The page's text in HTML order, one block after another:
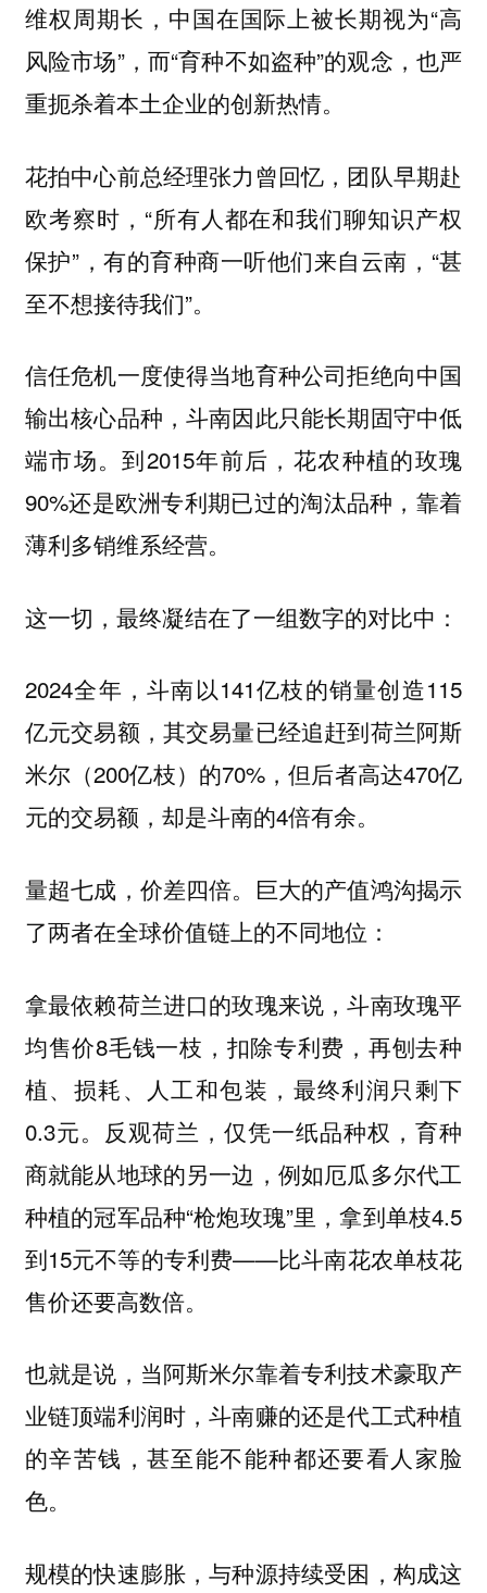
维权周期长，中国在国际上被长期视为“高
风险市场”，而“育种不如盗种”的观念，也严
重扼杀着本土企业的创新热情。
花拍中心前总经理张力曾回忆，团队早期赴
欧考察时，“所有人都在和我们聊知识产权
保护”，有的育种商一听他们来自云南，“甚
至不想接待我们”。
信任危机一度使得当地育种公司拒绝向中国
输出核心品种，斗南因此只能长期固守中低
端市场。到2015年前后，花农种植的玫瑰
90%还是欧洲专利期已过的淘汰品种，靠着
薄利多销维系经营。
这一切，最终凝结在了一组数字的对比中：
2024全年，斗南以141亿枝的销量创造115
亿元交易额，其交易量已经追赶到荷兰阿斯
米尔（200亿枝）的70%，但后者高达470亿
元的交易额，却是斗南的4倍有余。
量超七成，价差四倍。巨大的产值鸿沟揭示
了两者在全球价值链上的不同地位：
拿最依赖荷兰进口的玫瑰来说，斗南玫瑰平
均售价8毛钱一枝，扣除专利费，再刨去种
植、损耗、人工和包装，最终利润只剩下
0.3元。反观荷兰，仅凭一纸品种权，育种
商就能从地球的另一边，例如厄瓜多尔代工
种植的冠军品种“枪炮玫瑰”里，拿到单枝4.5
到15元不等的专利费——比斗南花农单枝花
售价还要高数倍。
也就是说，当阿斯米尔靠着专利技术豪取产
业链顶端利润时，斗南赚的还是代工式种植
的辛苦钱，甚至能不能种都还要看人家脸
色。
规模的快速膨胀，与种源持续受困，构成这